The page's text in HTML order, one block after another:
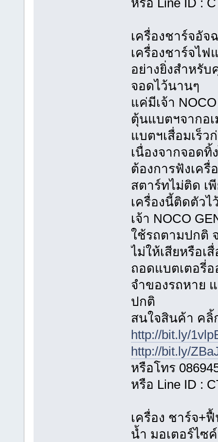
หรือ Line ID :
เครื่องชาร์จอัจ
เครื่องชาร์จไ
อย่างยิ่งสำหรั
จอดไว้นานๆ
แค่มีเจ้า
ตุ้นแบตฯจากอ
แบตฯเสื่อมเร็
เนื่องจากจอดทิ้
ต้องการฟังเครื่
สตาร์ทไม่ติด เ
เครื่องนี้ติดตัว
เจ้า NOCO
ใช้รถตามปกติ
ไม่ให้เสียหรือเ
ถอดแบตเตอรี่
จำของรถหาย
ปกติ
สนใจสินค้า คลิ้
http://bit.ly/
http://bit.ly/
หรือโทร
หรือ Line ID :
เครื่อง ชาร์จ+
น้ำ มอเตอร์ไซ